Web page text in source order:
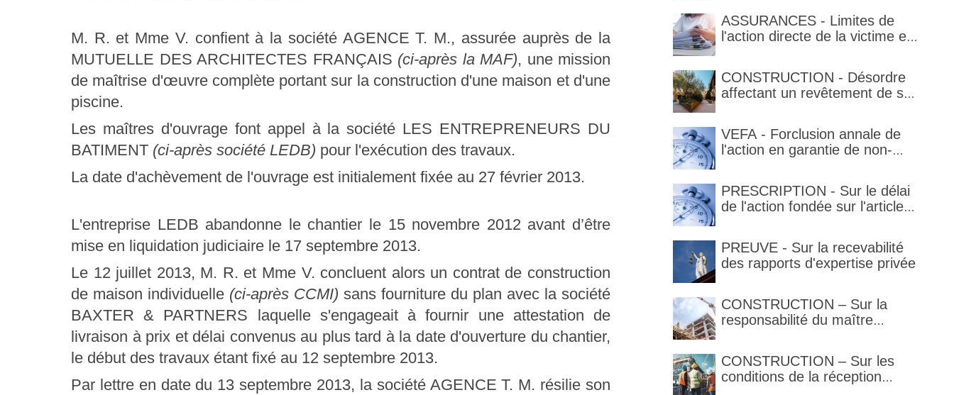
M. R. et Mme V. confient à la société AGENCE T. M., assurée auprès de la
MUTUELLE DES ARCHITECTES FRANÇAIS (ci-après la MAF), une mission
de maîtrise d'œuvre complète portant sur la construction d'une maison et d'une
piscine.
Les maîtres d'ouvrage font appel à la société LES ENTREPRENEURS DU
BATIMENT (ci-après société LEDB) pour l'exécution des travaux.
La date d'achèvement de l'ouvrage est initialement fixée au 27 février 2013.
L'entreprise LEDB abandonne le chantier le 15 novembre 2012 avant d’être
mise en liquidation judiciaire le 17 septembre 2013.
Le 12 juillet 2013, M. R. et Mme V. concluent alors un contrat de construction
de maison individuelle (ci-après CCMI) sans fourniture du plan avec la société
BAXTER & PARTNERS laquelle s'engageait à fournir une attestation de
livraison à prix et délai convenus au plus tard à la date d'ouverture du chantier,
le début des travaux étant fixé au 12 septembre 2013.
Par lettre en date du 13 septembre 2013, la société AGENCE T. M. résilie son
ASSURANCES - Limites de
l'action directe de la victime et
de la garantie en condition de
la garantie
CONSTRUCTION - Désordre
affectant un revêtement de sol
VEFA - Forclusion annale de
l'action en garantie de non-
PRESCRIPTION - Sur le délai
de l'action fondée sur l'article
PREUVE - Sur la recevabilité
des rapports d'expertise privée
CONSTRUCTION – Sur la
responsabilité du maître
supporte une obligation de
contrôle étendu
CONSTRUCTION – Sur les
conditions de la réception